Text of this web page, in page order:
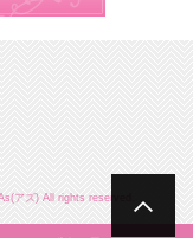
アズ) All rights reserved.